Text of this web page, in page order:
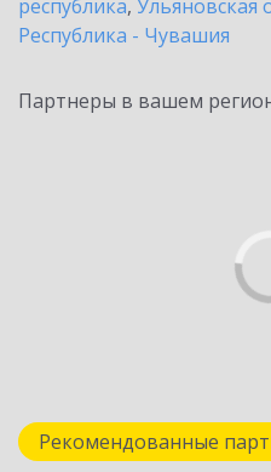
республика, Ульяновская
Республика - Чувашия
Партнеры в вашем
Рекомендованные